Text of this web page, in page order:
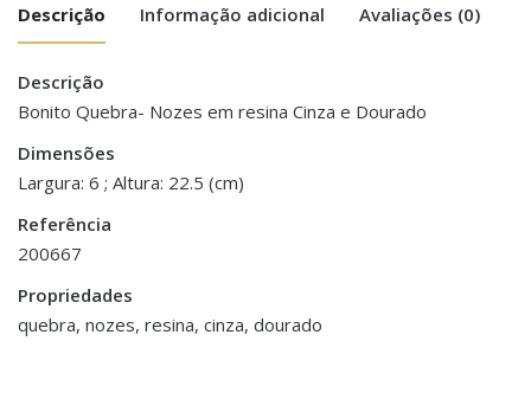
Descrição Informação adicional Avaliações (0)
Descrição
Bonito Quebra- Nozes em resina Cinza e Dourado
Dimensões
Largura: 6 ; Altura: 22.5 (cm)
Referência
200667
Propriedades
quebra, nozes, resina, cinza, dourado
Dimensões
There are no reviews yet.
Be the first to review “Figura Quebra-
nozes – Cinza e Dourado”
You must be <a href="https://www.homeart.pt/minha-
conta/">logged in</a> to post a review.